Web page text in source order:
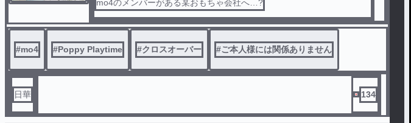
なんかいろいろ
mo4のメンバーがある某おもちゃ会社へ…?
#mo4 #Poppy Playtime #クロスオーバー #ご本人様には関係ありません
日華 134